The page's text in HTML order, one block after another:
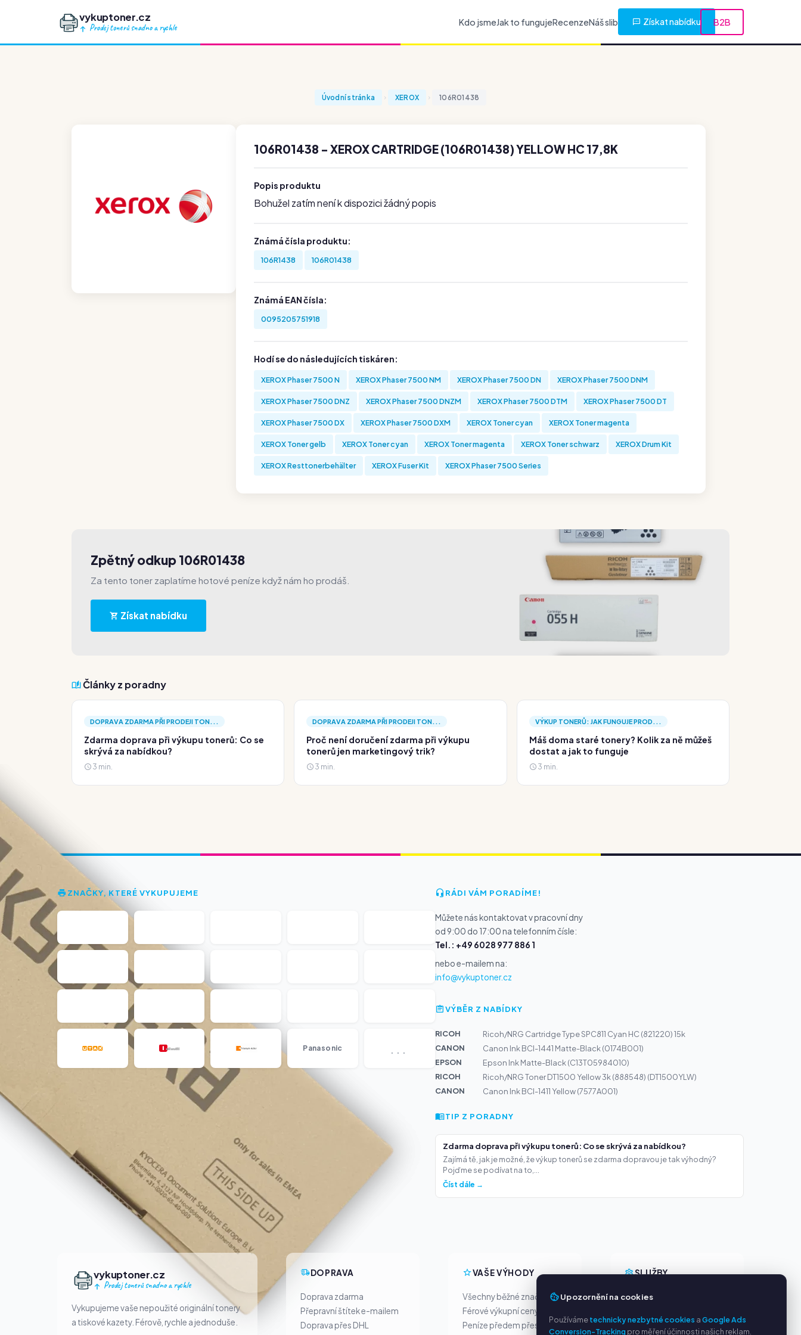
vykuptoner.cz
Prodej tonerů snadno a rychle
Kdo jsmeJak to fungujeRecenzeNáš slib Získat nabídku B2B
Úvodní stránka XEROX 106R01438
106R01438 - XEROX CARTRIDGE (106R01438) YELLOW HC 17,8K
Popis produktu
Bohužel zatím není k dispozici žádný popis
Známá čísla produktu:
106R1438 106R01438
Známá EAN čísla:
0095205751918
Hodí se do následujících tiskáren:
XEROX Phaser 7500 N XEROX Phaser 7500 NM XEROX Phaser 7500 DN XEROX Phaser 7500 DNM
XEROX Phaser 7500 DNZ XEROX Phaser 7500 DNZM XEROX Phaser 7500 DTM XEROX Phaser 7500 DT
XEROX Phaser 7500 DX XEROX Phaser 7500 DXM XEROX Toner cyan XEROX Toner magenta
XEROX Toner gelb XEROX Toner cyan XEROX Toner magenta XEROX Toner schwarz XEROX Drum Kit
XEROX Resttonerbehälter XEROX Fuser Kit XEROX Phaser 7500 Series
Zpětný odkup 106R01438
Za tento toner zaplatíme hotové peníze když nám ho prodáš.
Získat nabídku
Články z poradny
DOPRAVA ZDARMA PŘI PRODEJI TON...
Zdarma doprava při výkupu tonerů: Co se
skrývá za nabídkou?
3 min.
DOPRAVA ZDARMA PŘI PRODEJI TON...
Proč není doručení zdarma při výkupu
tonerů jen marketingový trik?
3 min.
VÝKUP TONERŮ: JAK FUNGUJE PROD...
Máš doma staré tonery? Kolik za ně můžeš
dostat a jak to funguje
3 min.
ZNAČKY, KTERÉ VYKUPUJEME
Panasonic ...
RÁDI VÁM PORADÍME!
Můžete nás kontaktovat v pracovní dny
od 9:00 do 17:00 na telefonním čísle:
Tel.: +49 6028 977 886 1
nebo e-mailem na:
info@vykuptoner.cz
VÝBĚR Z NABÍDKY
RICOH
Ricoh/NRG Cartridge Type SPC811 Cyan HC (821220) 15k
CANON
Canon Ink BCI-1441 Matte-Black (0174B001)
EPSON
Epson Ink Matte-Black (C13T05984010)
RICOH
Ricoh/NRG Toner DT1500 Yellow 3k (888548) (DT1500YLW)
CANON
Canon Ink BCI-1411 Yellow (7577A001)
TIP Z PORADNY
Zdarma doprava při výkupu tonerů: Co se skrývá za nabídkou?
Zajímá tě, jak je možné, že výkup tonerů se zdarma dopravou je tak výhodný?
Pojďme se podívat na to,...
Číst dále →
vykuptoner.cz
Prodej tonerů snadno a rychle
Vykupujeme vaše nepoužité originální tonery
a tiskové kazety. Férově, rychle a jednoduše.
DOPRAVA
Doprava zdarma
Přepravní štítek e-mailem
Doprava přes DHL
VAŠE VÝHODY
Všechny běžné značky
Férové výkupní ceny
Peníze předem přes PayPal
SLUŽBY
O nás
Kontakt / Právní informace
Upozornění na cookies
Používámetechnicky nezbytné cookies aGoogle Ads
Conversion-Trackingpro měření účinnosti našich reklam.